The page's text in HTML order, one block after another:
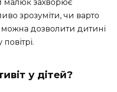
малюк захворює
зрозуміти, чи варто
дозволити дитині
у дітей?